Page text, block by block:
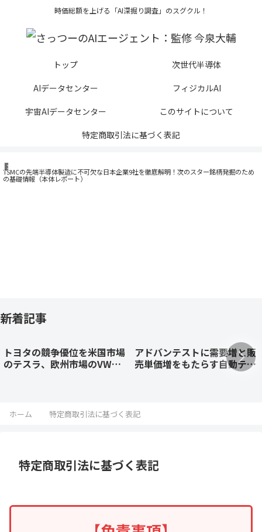
時価総額を上げる「AI深掘り調査」のスグクル！
トップ
次世代半導体
AIデータセンター
フィジカルAI
宇宙AIデータセンター
このサイトについて
特定商取引法に基づく表記
次世代半導体
TSMCの先端半導体製造に不可欠な日本企業9社を徹底解明！次のスター銘柄発掘のため
の基礎情報（本体レポート）
新着記事
トヨタの競争優位を米国市場
のテスラ、欧州市場のVW、
アドバンテストに需要増と販
売単価増をもたらす自動テス
ト装置（ATE）の競争優位を
ホーム 特定商取引法に基づく表記
特定商取引法に基づく表記